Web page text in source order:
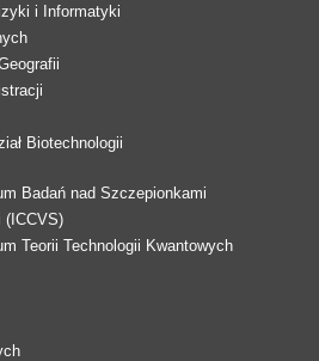
i Informatyki
Biotechnologii
Badań nad Szczepionkami
(ICCVS)
Teorii Technologii Kwantowych